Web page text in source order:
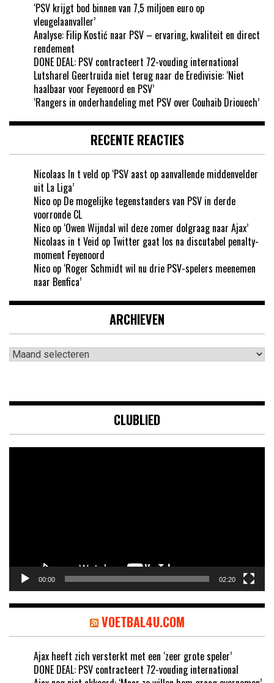
‘PSV krijgt bod binnen van 7,5 miljoen euro op
vleugelaanvaller’
Analyse: Filip Kostić naar PSV – ervaring, kwaliteit en direct
rendement
DONE DEAL: PSV contracteert 72-vouding international
Lutsharel Geertruida niet terug naar de Eredivisie: ‘Niet
haalbaar voor Feyenoord en PSV’
‘Rangers in onderhandeling met PSV over Couhaib Driouech’
RECENTE REACTIES
Nicolaas In t veld op ‘PSV aast op aanvallende middenvelder
uit La Liga’
Nico op De mogelijke tegenstanders van PSV in derde
voorronde CL
Nico op ‘Owen Wijndal wil deze zomer dolgraag naar Ajax’
Nicolaas in t Veid op Twitter gaat los na discutabel penalty-
moment Feyenoord
Nico op ‘Roger Schmidt wil nu drie PSV-spelers meenemen
naar Benfica’
ARCHIEVEN
Archieven
CLUBLIED
00:00 02:20
VOETBAL4U.COM
Ajax heeft zich versterkt met een ‘zeer grote speler’
DONE DEAL: PSV contracteert 72-vouding international